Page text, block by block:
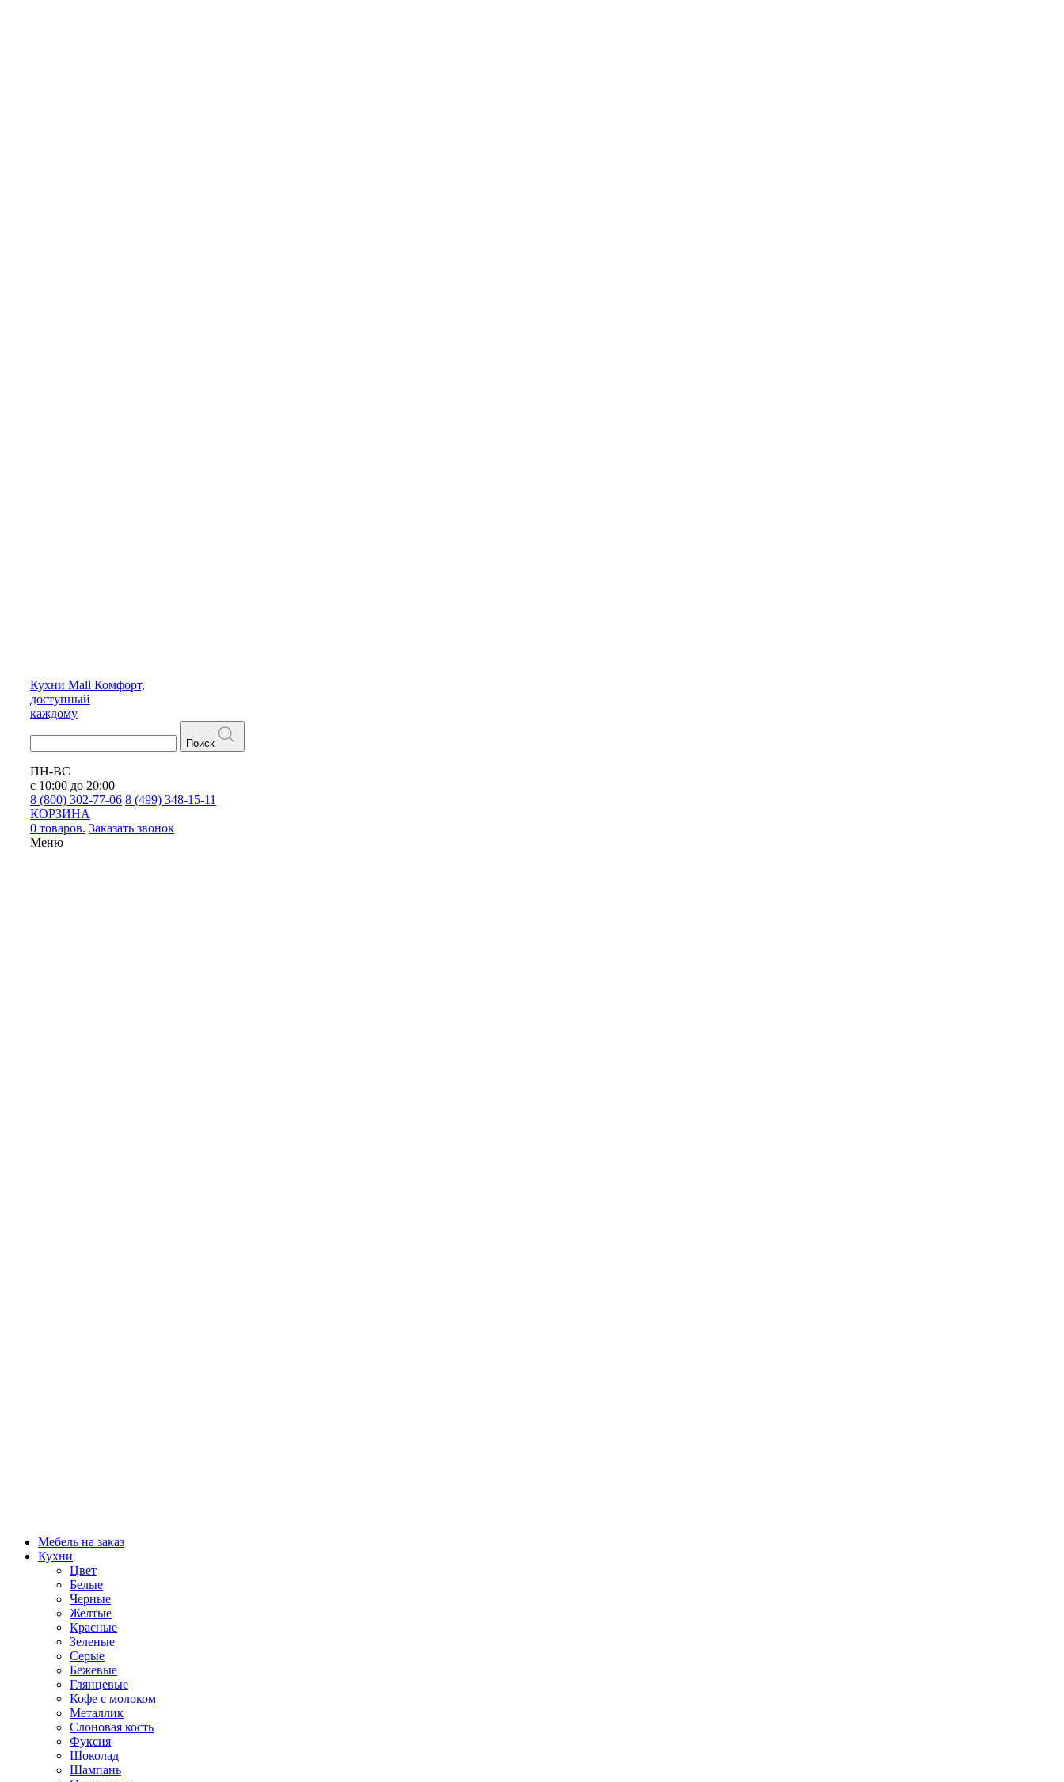
Кухни Mall Комфорт,
доступный
каждому
Поиск
ПН-ВС
с 10:00 до 20:00
8 (800) 302-77-06 8 (499) 348-15-11
КОРЗИНА
0 товаров. Заказать звонок
Меню
Мебель на заказ
Кухни
Цвет
Белые
Черные
Желтые
Красные
Зеленые
Серые
Бежевые
Глянцевые
Кофе с молоком
Металлик
Слоновая кость
Фуксия
Шоколад
Шампань